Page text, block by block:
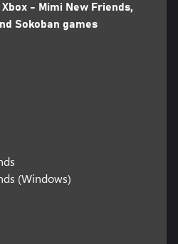
- Mimi New Friends,
Sokoban games
(Windows)